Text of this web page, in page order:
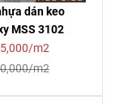
dán keo
MSS 3102
m2
m2